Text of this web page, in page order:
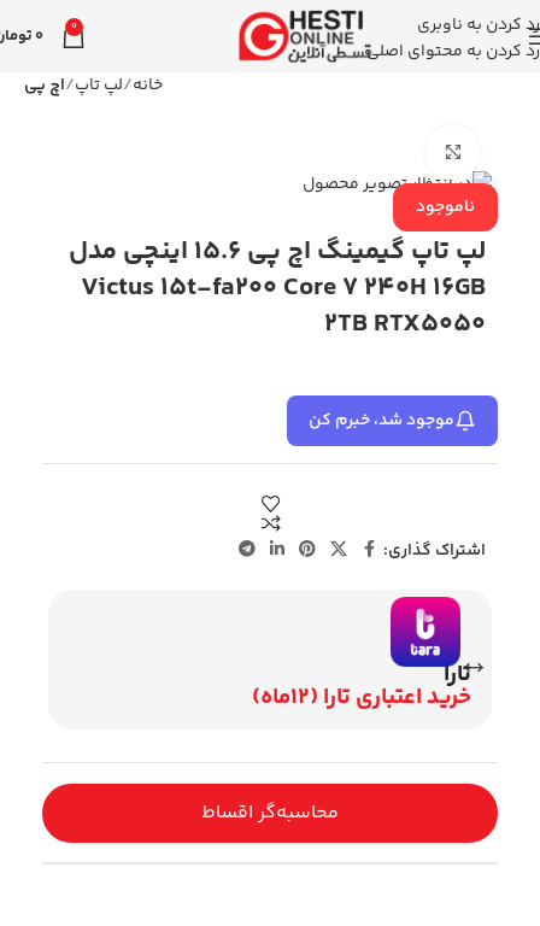
رد کردن به ناوبری
رد کردن به محتوای اصلی
0
0
خانه لپ تاپ اچ پی
ناموجود
لپ تاپ گیمینگ اچ پی 15.6 اینچی مدل
Victus 15t-fa200 Core 7 240H 16GB
2TB RTX5050
موجود شد، خبرم کن
اشتراک گذاری:
تارا
خرید اعتباری تارا (12ماه)
محاسبه‌گر اقساط